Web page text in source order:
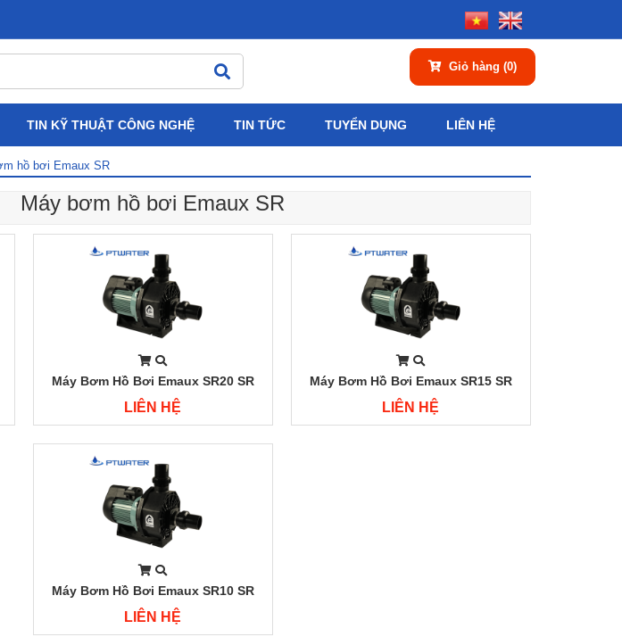
Giỏ hàng (0)
TIN KỸ THUẬT CÔNG NGHỆ TIN TỨC TUYỂN DỤNG LIÊN HỆ
hồ bơi Emaux SR
Máy bơm hồ bơi Emaux SR
Máy Bơm Hồ Bơi Emaux SR20 SR
Series 2HP
LIÊN HỆ
Máy Bơm Hồ Bơi Emaux SR15 SR
Series 1.5HP
LIÊN HỆ
Máy Bơm Hồ Bơi Emaux SR10 SR
Series 1HP
LIÊN HỆ